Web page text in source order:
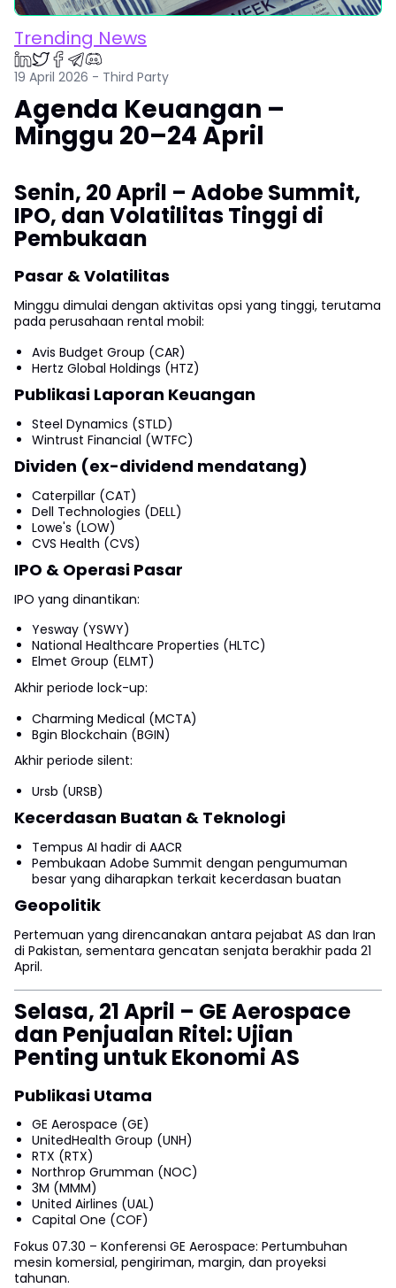
Trending News
19 April 2026 - Third Party
Agenda Keuangan –
Minggu 20–24 April
Senin, 20 April – Adobe Summit,
IPO, dan Volatilitas Tinggi di
Pembukaan
Pasar & Volatilitas
Minggu dimulai dengan aktivitas opsi yang tinggi, terutama
pada perusahaan rental mobil:
Avis Budget Group (CAR)
Hertz Global Holdings (HTZ)
Publikasi Laporan Keuangan
Steel Dynamics (STLD)
Wintrust Financial (WTFC)
Dividen (ex-dividend mendatang)
Caterpillar (CAT)
Dell Technologies (DELL)
Lowe's (LOW)
CVS Health (CVS)
IPO & Operasi Pasar
IPO yang dinantikan:
Yesway (YSWY)
National Healthcare Properties (HLTC)
Elmet Group (ELMT)
Akhir periode lock-up:
Charming Medical (MCTA)
Bgin Blockchain (BGIN)
Akhir periode silent:
Ursb (URSB)
Kecerdasan Buatan & Teknologi
Tempus AI hadir di AACR
Pembukaan Adobe Summit dengan pengumuman
besar yang diharapkan terkait kecerdasan buatan
Geopolitik
Pertemuan yang direncanakan antara pejabat AS dan Iran
di Pakistan, sementara gencatan senjata berakhir pada 21
April.
Selasa, 21 April – GE Aerospace
dan Penjualan Ritel: Ujian
Penting untuk Ekonomi AS
Publikasi Utama
GE Aerospace (GE)
UnitedHealth Group (UNH)
RTX (RTX)
Northrop Grumman (NOC)
3M (MMM)
United Airlines (UAL)
Capital One (COF)
Fokus 07.30 – Konferensi GE Aerospace: Pertumbuhan
mesin komersial, pengiriman, margin, dan proyeksi
tahunan.